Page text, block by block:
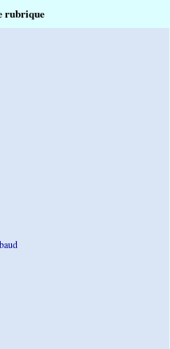
rubrique